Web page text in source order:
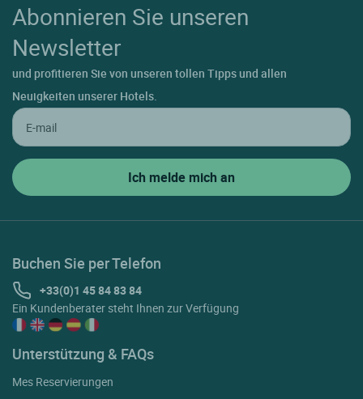
Abonnieren Sie unseren
Newsletter
und profitieren Sie von unseren tollen Tipps und allen
Neuigkeiten unserer Hotels.
Buchen Sie per Telefon
+33(0)1 45 84 83 84
Ein Kundenberater steht Ihnen zur Verfügung
Unterstützung & FAQs
Mes Reservierungen